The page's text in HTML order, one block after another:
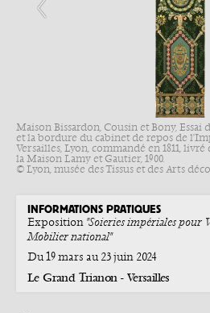
Maison Bissardon, Cousin et Bony,
et la bordure du cabinet de repos de
Versailles, Lyon, commandé en 1811, livré
la Maison Lamy et Gautier, 1900.
© Lyon, musée des Tissus et des Arts
INFORMATIONS PRATIQUES
Exposition "Soieries impériales pour
Mobilier national"
Du 19 mars au 23 juin 2024
Le Grand Trianon - Versailles